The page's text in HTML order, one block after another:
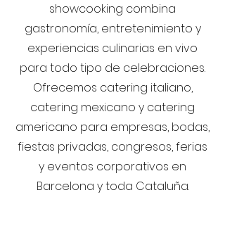
showcooking combina
gastronomía, entretenimiento y
experiencias culinarias en vivo
para todo tipo de celebraciones.
Ofrecemos catering italiano,
catering mexicano y catering
americano para empresas, bodas,
fiestas privadas, congresos, ferias
y eventos corporativos en
Barcelona y toda Cataluña.